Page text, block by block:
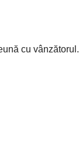
cu vânzătorul.